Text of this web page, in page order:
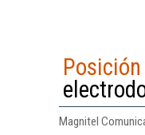
Magnitel